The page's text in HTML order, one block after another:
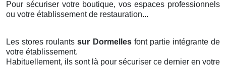
Pour sécuriser votre boutique, vos espaces professionnels
ou votre établissement de restauration...
Les stores roulantssur Dormelles font partie intégrante de
votre établissement.
Habituellement, ils sont là pour sécuriser ce dernier en votre